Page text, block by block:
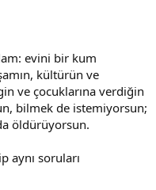
evini bir kum
kültürün ve
ve çocuklarına verdiğin
bilmek de istemiyorsun;
öldürüyorsun.
aynı soruları